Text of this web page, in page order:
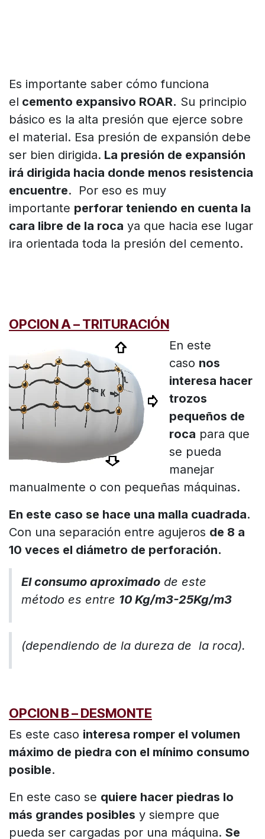
Es importante saber cómo funciona
el cemento expansivo ROAR. Su principio
básico es la alta presión que ejerce sobre
el material. Esa presión de expansión debe
ser bien dirigida. La presión de expansión
irá dirigida hacia donde menos resistencia
encuentre. Por eso es muy
importante perforar teniendo en cuenta la
cara libre de la roca ya que hacia ese lugar
ira orientada toda la presión del cemento.
OPCION A – TRITURACIÓN
En este
caso nos
interesa hacer
trozos
pequeños de
roca para que
se pueda
manejar
manualmente o con pequeñas máquinas.
En este caso se hace una malla cuadrada.
Con una separación entre agujeros de 8 a
10 veces el diámetro de perforación.
El consumo aproximado de este
método es entre 10 Kg/m3-25Kg/m3
(dependiendo de la dureza de la roca).
OPCION B – DESMONTE
Es este caso interesa romper el volumen
máximo de piedra con el mínimo consumo
posible.
En este caso se quiere hacer piedras lo
más grandes posibles y siempre que
pueda ser cargadas por una máquina. Se